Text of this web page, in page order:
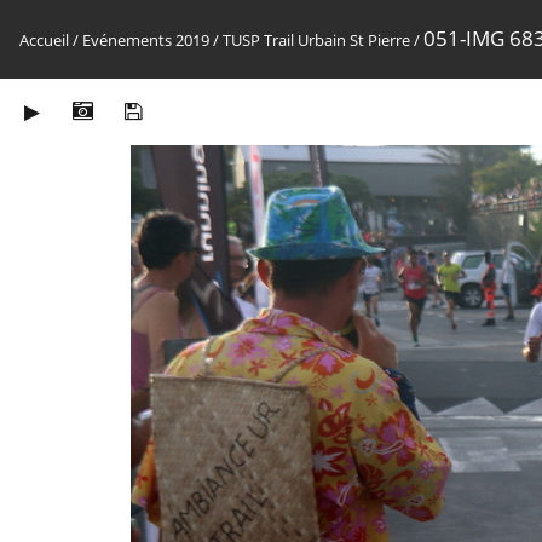
Accueil/ Evénements 2019/TUSP Trail Urbain St Pierre/051-IMG